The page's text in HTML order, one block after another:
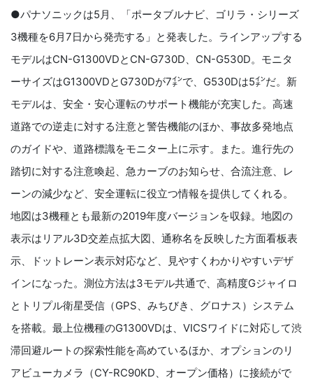
●パナソニックは5月、「ポータブルナビ、ゴリラ・シリーズ
3機種を6月7日から発売する」と発表した。ラインアップする
モデルはCN-G1300VDとCN-G730D、CN-G530D。モニタ
ーサイズはG1300VDとG730Dが7㌅で、G530Dは5㌅だ。新
モデルは、安全・安心運転のサポート機能が充実した。高速
道路での逆走に対する注意と警告機能のほか、事故多発地点
のガイドや、道路標識をモニター上に示す。また。進行先の
踏切に対する注意喚起、急カーブのお知らせ、合流注意、レ
ーンの減少など、安全運転に役立つ情報を提供してくれる。
地図は3機種とも最新の2019年度バージョンを収録。地図の
表示はリアル3D交差点拡大図、通称名を反映した方面看板表
示、ドットレーン表示対応など、見やすくわかりやすいデザ
インになった。測位方法は3モデル共通で、高精度Gジャイロ
とトリプル衛星受信（GPS、みちびき、グロナス）システム
を搭載。最上位機種のG1300VDは、VICSワイドに対応して渋
滞回避ルートの探索性能を高めているほか、オプションのリ
アビューカメラ（CY-RC90KD、オープン価格）に接続がで